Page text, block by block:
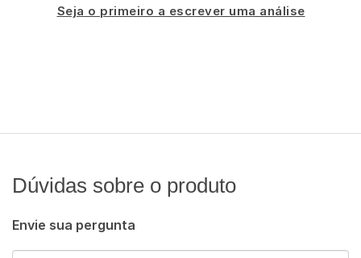
Seja o primeiro a escrever uma análise
Dúvidas sobre o produto
Envie sua pergunta